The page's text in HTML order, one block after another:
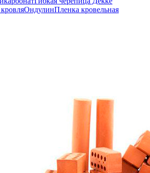
ОндулинПленка кровельная